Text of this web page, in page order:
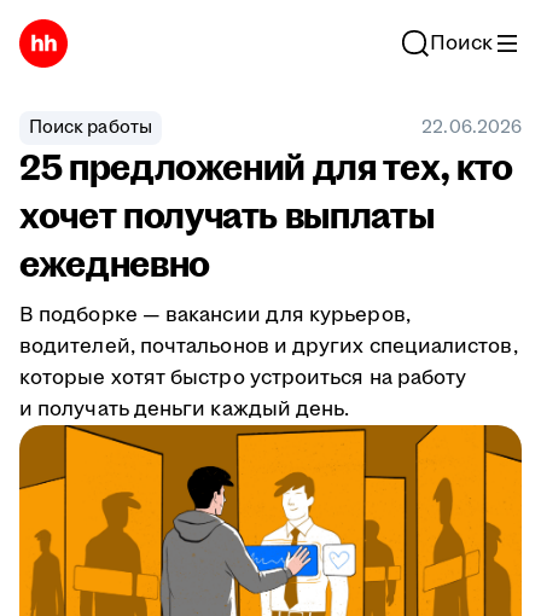
Поиск
Поиск работы 22.06.2026
25 предложений для тех, кто
хочет получать выплаты
ежедневно
В подборке — вакансии для курьеров,
водителей, почтальонов и других специалистов,
которые хотят быстро устроиться на работу
и получать деньги каждый день.